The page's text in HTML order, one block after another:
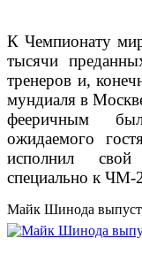
К Чемпионату
тысячи
тренеров и,
мундиаля в
фееричным
ожидаемого
исполнил
специально к ЧМ-
Майк Шинода